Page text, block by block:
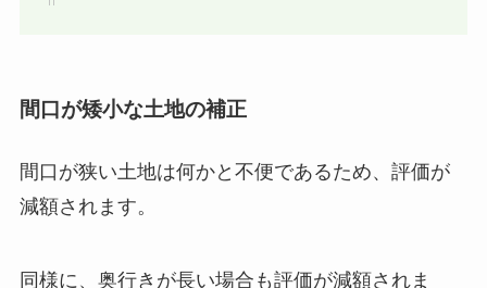
間口が矮小な土地の補正
間口が狭い土地は何かと不便であるため、評価が
減額されます。
同様に、奥行きが長い場合も評価が減額されま